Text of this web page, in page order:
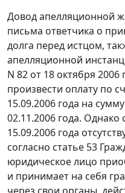
Довод апелляционной
письма ответчика о
долга перед истцом,
апелляционной
N 82 от 18 октября 2006
произвести оплату по
15.09.2006 года на
02.11.2006 года. Однако
15.09.2006 года
согласно статье 53
юридическое лицо
и принимает на себя